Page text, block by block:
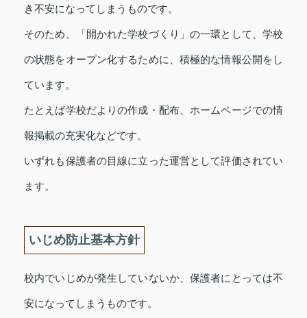
き不安になってしまうものです。
そのため、「開かれた学校づくり」の一環として、学校
の状態をオープン化するために、積極的な情報公開をし
ています。
たとえば学校だよりの作成・配布、ホームページでの情
報掲載の充実化などです。
いずれも保護者の目線に立った運営として評価されてい
ます。
いじめ防止基本方針
校内でいじめが発生していないか、保護者にとっては不
安になってしまうものです。